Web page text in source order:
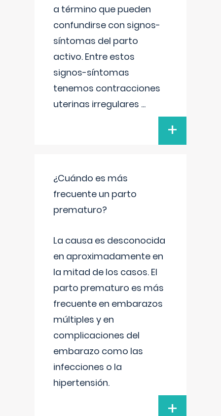
a término que pueden
confundirse con signos-
síntomas del parto
activo. Entre estos
signos-síntomas
tenemos contracciones
uterinas irregulares ...
+
¿Cuándo es más
frecuente un parto
prematuro?
La causa es desconocida
en aproximadamente en
la mitad de los casos. El
parto prematuro es más
frecuente en embarazos
múltiples y en
complicaciones del
embarazo como las
infecciones o la
hipertensión.
+